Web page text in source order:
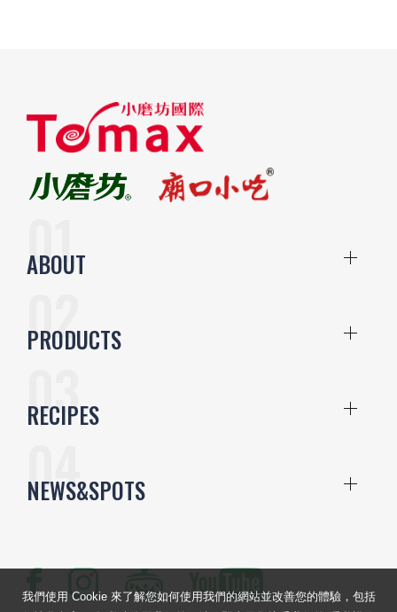
ABOUT
PRODUCTS
RECIPES
NEWS&SPOTS
我們使用 Cookie 來了解您如何使用我們的網站並改善您的體驗，包括